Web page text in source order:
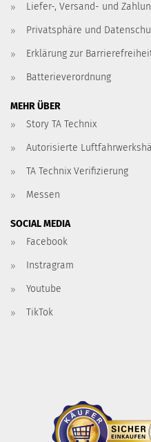
Liefer-, Versand- und
Privatsphäre und
Erklärung zur
Batterieverordnung
MEHR ÜBER
Story TA Technix
Autorisierte
TA Technix Verifizierung
Messen
SOCIAL MEDIA
Facebook
Instragram
Youtube
TikTok